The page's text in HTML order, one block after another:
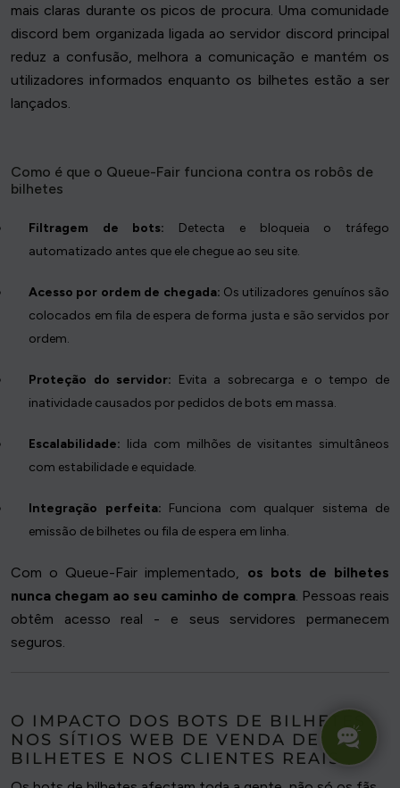
mais claras durante os picos de procura. Uma comunidade
discord bem organizada ligada ao servidor discord principal
reduz a confusão, melhora a comunicação e mantém os
utilizadores informados enquanto os bilhetes estão a ser
lançados.
Como é que o Queue-Fair funciona contra os robôs de
bilhetes
Filtragem de bots: Detecta e bloqueia o tráfego
automatizado antes que ele chegue ao seu site.
Acesso por ordem de chegada: Os utilizadores genuínos são
colocados em fila de espera de forma justa e são servidos por
ordem.
Proteção do servidor: Evita a sobrecarga e o tempo de
inatividade causados por pedidos de bots em massa.
Escalabilidade: lida com milhões de visitantes simultâneos
com estabilidade e equidade.
Integração perfeita: Funciona com qualquer sistema de
emissão de bilhetes ou fila de espera em linha.
Com o Queue-Fair implementado, os bots de bilhetes
nunca chegam ao seu caminho de compra . Pessoas reais
obtêm acesso real - e seus servidores permanecem
seguros.
O IMPACTO DOS BOTS DE BILHETES
NOS SÍTIOS WEB DE VENDA DE
BILHETES E NOS CLIENTES REAIS